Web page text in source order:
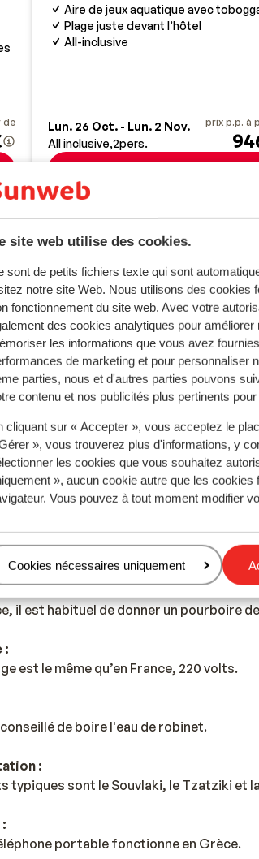
site web utilise des cookies.
sont de petits fichiers texte qui sont
notre site Web. Nous utilisons des cookies
fonctionnement du site web. Avec votre
des cookies analytiques pour
les informations que vous avez
de marketing et pour personnaliser
parties, nous et d'autres parties pouvons
contenu et nos publicités plus pertinents
cliquant sur « Accepter », vous acceptez le
», vous trouverez plus d'informations, y
les cookies que vous souhaitez
», aucun cookie autre que les
Vous pouvez à tout moment modifier
Gérer
Cookies nécessaires uniquement
de
Aire de jeux aquatique avec
Plage juste devant l’hôtel
All-inclusive
Lun. 26 Oct. - Lun. 2 Nov.
All inclusive 2pers.
prix p.p. à
! NFORMATION IMPORTANTE *
voyageurs doivent remplir le formulaire
minimum 24 heures avant leur arrivée
:
est Athènes.
heure de plus qu'en France.
officielle est le grec. L’anglais et
:
officielle est l'euro.
:
il est habituel de donner un pourboire
:
est le même qu’en France, 220 volts.
de boire l'eau de robinet.
:
typiques sont le Souvlaki, le Tzatziki et
portable fonctionne en Grèce.